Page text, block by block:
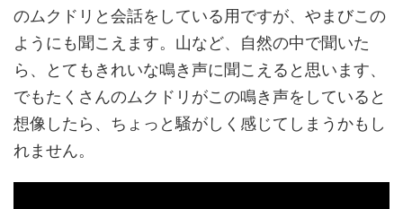
のムクドリと会話をしている用ですが、やまびこの
ようにも聞こえます。山など、自然の中で聞いた
ら、とてもきれいな鳴き声に聞こえると思います、
でもたくさんのムクドリがこの鳴き声をしていると
想像したら、ちょっと騒がしく感じてしまうかもし
れません。